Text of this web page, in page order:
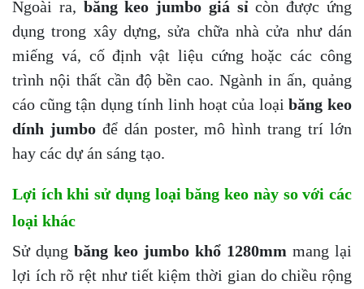
Ngoài ra, băng keo jumbo giá sỉ còn được ứng
dụng trong xây dựng, sửa chữa nhà cửa như dán
miếng vá, cố định vật liệu cứng hoặc các công
trình nội thất cần độ bền cao. Ngành in ấn, quảng
cáo cũng tận dụng tính linh hoạt của loạibăng keo
dính jumbođể dán poster, mô hình trang trí lớn
hay các dự án sáng tạo.
Lợi ích khi sử dụng loại băng keo này so với các
loại khác
Sử dụng băng keo jumbo khổ 1280mm mang lại
lợi ích rõ rệt như tiết kiệm thời gian do chiều rộng